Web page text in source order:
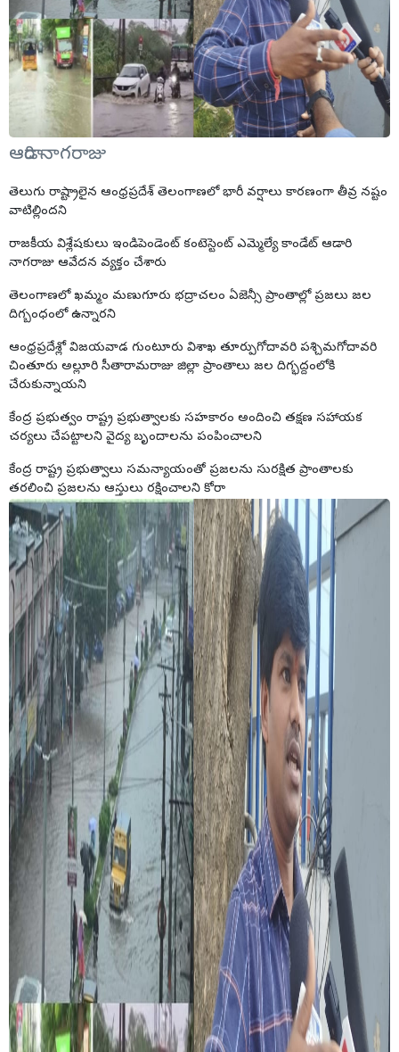
ఆడారి నాగరాజు
తెలుగు రాష్ట్రాలైన ఆంధ్రప్రదేశ్ తెలంగాణలో భారీ వర్షాలు కారణంగా తీవ్ర నష్టం
వాటిల్లిందని
రాజకీయ విశ్లేషకులు ఇండిపెండెంట్ కంటెస్టెంట్ ఎమ్మెల్యే కాండేట్ ఆడారి
నాగరాజు ఆవేదన వ్యక్తం చేశారు
తెలంగాణలో ఖమ్మం మణుగూరు భద్రాచలం ఏజెన్సీ ప్రాంతాల్లో ప్రజలు జల
దిగ్బంధంలో ఉన్నారని
ఆంధ్రప్రదేశ్లో విజయవాడ గుంటూరు విశాఖ తూర్పుగోదావరి పశ్చిమగోదావరి
చింతూరు అల్లూరి సీతారామరాజు జిల్లా ప్రాంతాలు జల దిగ్భద్దంలోకి
చేరుకున్నాయని
కేంద్ర ప్రభుత్వం రాష్ట్ర ప్రభుత్వాలకు సహకారం అందించి తక్షణ సహాయక
చర్యలు చేపట్టాలని వైద్య బృందాలను పంపించాలని
కేంద్ర రాష్ట్ర ప్రభుత్వాలు సమన్యాయంతో ప్రజలను సురక్షిత ప్రాంతాలకు
తరలించి ప్రజలను ఆస్తులు రక్షించాలని కోరా